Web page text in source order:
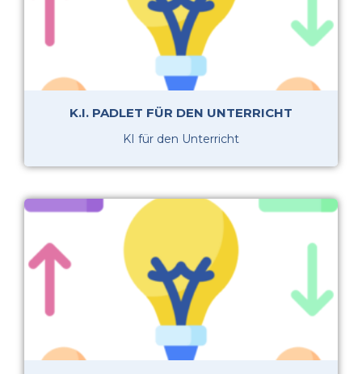
K.I. PADLET FÜR DEN UNTERRICHT
KI für den Unterricht